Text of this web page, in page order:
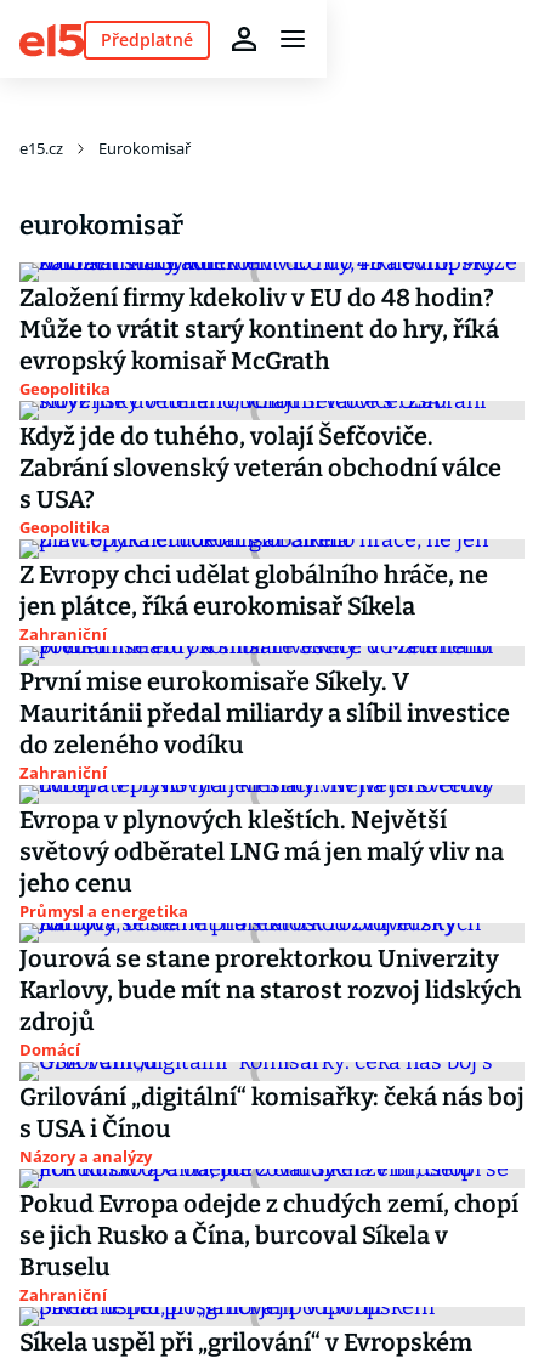
Předplatné
e15.cz Eurokomisař
eurokomisař
Založení firmy kdekoliv v EU do 48 hodin?
Může to vrátit starý kontinent do hry, říká
evropský komisař McGrath
Geopolitika
Když jde do tuhého, volají Šefčoviče.
Zabrání slovenský veterán obchodní válce
s USA?
Geopolitika
Z Evropy chci udělat globálního hráče, ne
jen plátce, říká eurokomisař Síkela
Zahraniční
První mise eurokomisaře Síkely. V
Mauritánii předal miliardy a slíbil investice
do zeleného vodíku
Zahraniční
Evropa v plynových kleštích. Největší
světový odběratel LNG má jen malý vliv na
jeho cenu
Průmysl a energetika
Jourová se stane prorektorkou Univerzity
Karlovy, bude mít na starost rozvoj lidských
zdrojů
Domácí
Grilování „digitální“ komisařky: čeká nás boj
s USA i Čínou
Názory a analýzy
Pokud Evropa odejde z chudých zemí, chopí
se jich Rusko a Čína, burcoval Síkela v
Bruselu
Zahraniční
Síkela uspěl při „grilování“ v Evropském